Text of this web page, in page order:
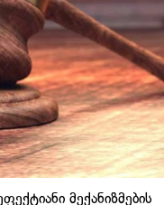
მექანიზმების